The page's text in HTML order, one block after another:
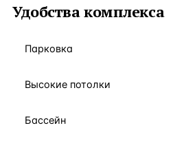
Удобства комплекса
Парковка
Высокие потолки
Бассейн